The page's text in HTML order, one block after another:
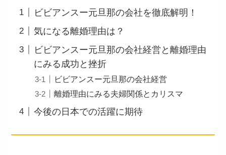
ビビアンスー元旦那の会社を徹底解明！
気になる離婚理由は？
ビビアンスー元旦那の会社経営と離婚理由
にみる成功と挫折
ビビアンスー元旦那の会社経営
離婚理由にみる夫婦関係とカリスマ
今後の日本での活躍に期待